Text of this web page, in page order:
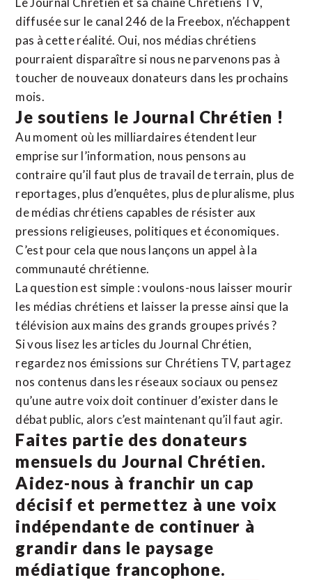
diffusée sur le canal 246 de la Freebox, n’échappent
pas à cette réalité. Oui, nos médias chrétiens
pourraient disparaître si nous ne parvenons pas à
toucher de nouveaux donateurs dans les prochains
mois.
Je soutiens le Journal Chrétien !
Au moment où les milliardaires étendent leur
emprise sur l’information, nous pensons au
contraire qu’il faut plus de travail de terrain, plus de
reportages, plus d’enquêtes, plus de pluralisme, plus
de médias chrétiens capables de résister aux
pressions religieuses, politiques et économiques.
C’est pour cela que nous lançons un appel à la
communauté chrétienne.
La question est simple : voulons-nous laisser mourir
les médias chrétiens et laisser la presse ainsi que la
télévision aux mains des grands groupes privés ?
Si vous lisez les articles du Journal Chrétien,
regardez nos émissions sur Chrétiens TV, partagez
nos contenus dans les réseaux sociaux ou pensez
qu’une autre voix doit continuer d’exister dans le
débat public, alors c’est maintenant qu’il faut agir.
Faites partie des donateurs
mensuels du Journal Chrétien.
Aidez-nous à franchir un cap
décisif et permettez à une voix
indépendante de continuer à
grandir dans le paysage
médiatique francophone.